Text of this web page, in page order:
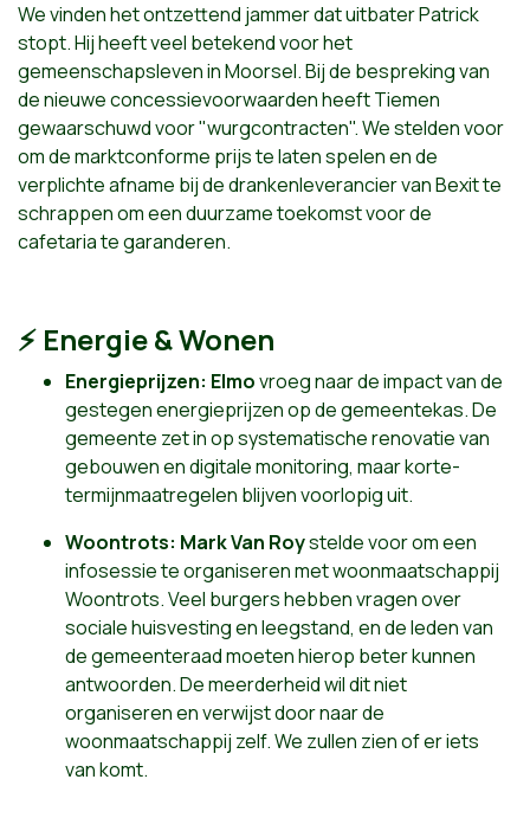
We vinden het ontzettend jammer dat uitbater Patrick
stopt. Hij heeft veel betekend voor het
gemeenschapsleven in Moorsel. Bij de bespreking van
de nieuwe concessievoorwaarden heeft Tiemen
gewaarschuwd voor "wurgcontracten". We stelden voor
om de marktconforme prijs te laten spelen en de
verplichte afname bij de drankenleverancier van Bexit te
schrappen om een duurzame toekomst voor de
cafetaria te garanderen.
⚡ Energie & Wonen
Energieprijzen: Elmovroeg naar de impact van de
gestegen energieprijzen op de gemeentekas. De
gemeente zet in op systematische renovatie van
gebouwen en digitale monitoring, maar korte-
termijnmaatregelen blijven voorlopig uit.
Woontrots: Mark Van Roystelde voor om een
infosessie te organiseren met woonmaatschappij
Woontrots. Veel burgers hebben vragen over
sociale huisvesting en leegstand, en de leden van
de gemeenteraad moeten hierop beter kunnen
antwoorden. De meerderheid wil dit niet
organiseren en verwijst door naar de
woonmaatschappij zelf. We zullen zien of er iets
van komt.